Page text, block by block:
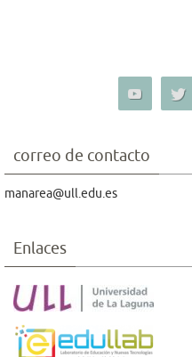
correo de contacto
manarea@ull.edu.es
Enlaces